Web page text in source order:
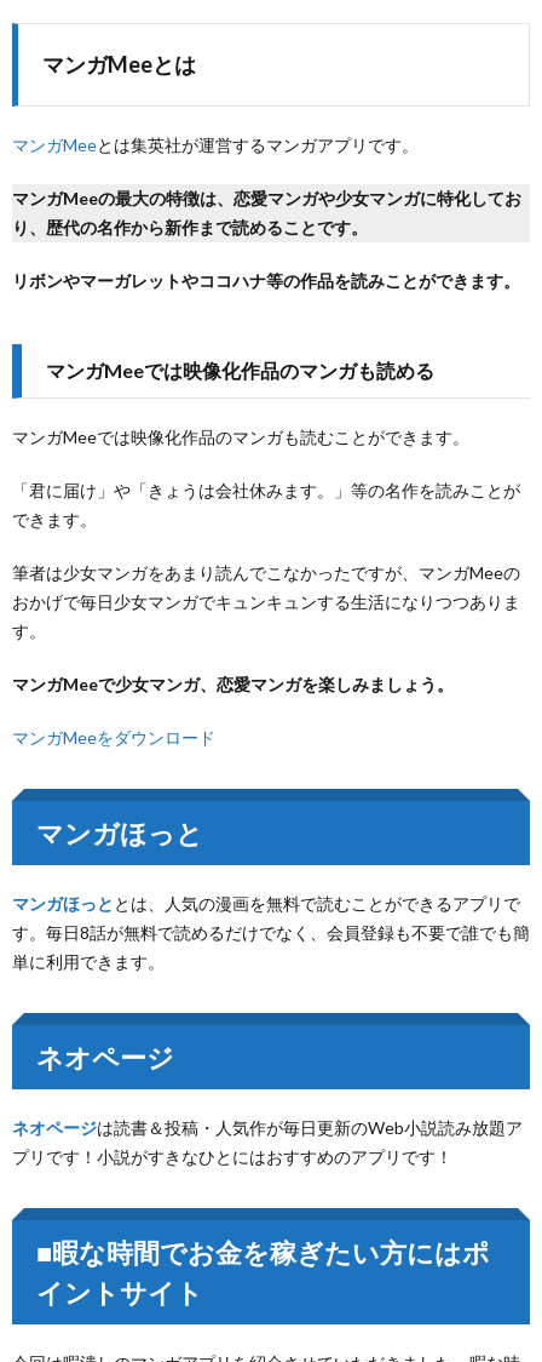
マンガMeeとは
マンガMeeとは集英社が運営するマンガアプリです。
マンガMeeの最大の特徴は、恋愛マンガや少女マンガに特化してお
り、歴代の名作から新作まで読めることです。
リボンやマーガレットやココハナ等の作品を読みことができます。
マンガMeeでは映像化作品のマンガも読める
マンガMeeでは映像化作品のマンガも読むことができます。
「君に届け」や「きょうは会社休みます。」等の名作を読みことが
できます。
筆者は少女マンガをあまり読んでこなかったですが、マンガMeeの
おかげで毎日少女マンガでキュンキュンする生活になりつつありま
す。
マンガMeeで少女マンガ、恋愛マンガを楽しみましょう。
マンガMeeをダウンロード
マンガほっと
マンガほっと とは、人気の漫画を無料で読むことができるアプリで
す。毎日8話が無料で読めるだけでなく、会員登録も不要で誰でも簡
単に利用できます。
ネオページ
ネオページは読書＆投稿・人気作が毎日更新のWeb小説読み放題ア
プリです！小説がすきなひとにはおすすめのアプリです！
■暇な時間でお金を稼ぎたい方にはポ
イントサイト